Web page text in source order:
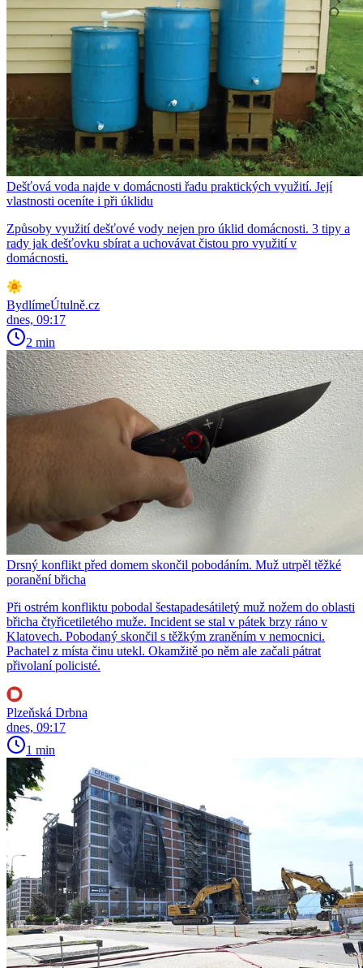
Dešťová voda najde v domácnosti řadu praktických využití. Její
vlastnosti oceníte i při úklidu
Způsoby využití dešťové vody nejen pro úklid domácnosti. 3 tipy a
rady jak dešťovku sbírat a uchovávat čistou pro využití v
domácnosti.
BydlímeÚtulně.cz
dnes, 09:17
2 min
Drsný konflikt před domem skončil pobodáním. Muž utrpěl těžké
poranění břicha
Při ostrém konfliktu pobodal šestapadesátiletý muž nožem do oblasti
břicha čtyřicetiletého muže. Incident se stal v pátek brzy ráno v
Klatovech. Pobodaný skončil s těžkým zraněním v nemocnici.
Pachatel z místa činu utekl. Okamžitě po něm ale začali pátrat
přivolaní policisté.
Plzeňská Drbna
dnes, 09:17
1 min